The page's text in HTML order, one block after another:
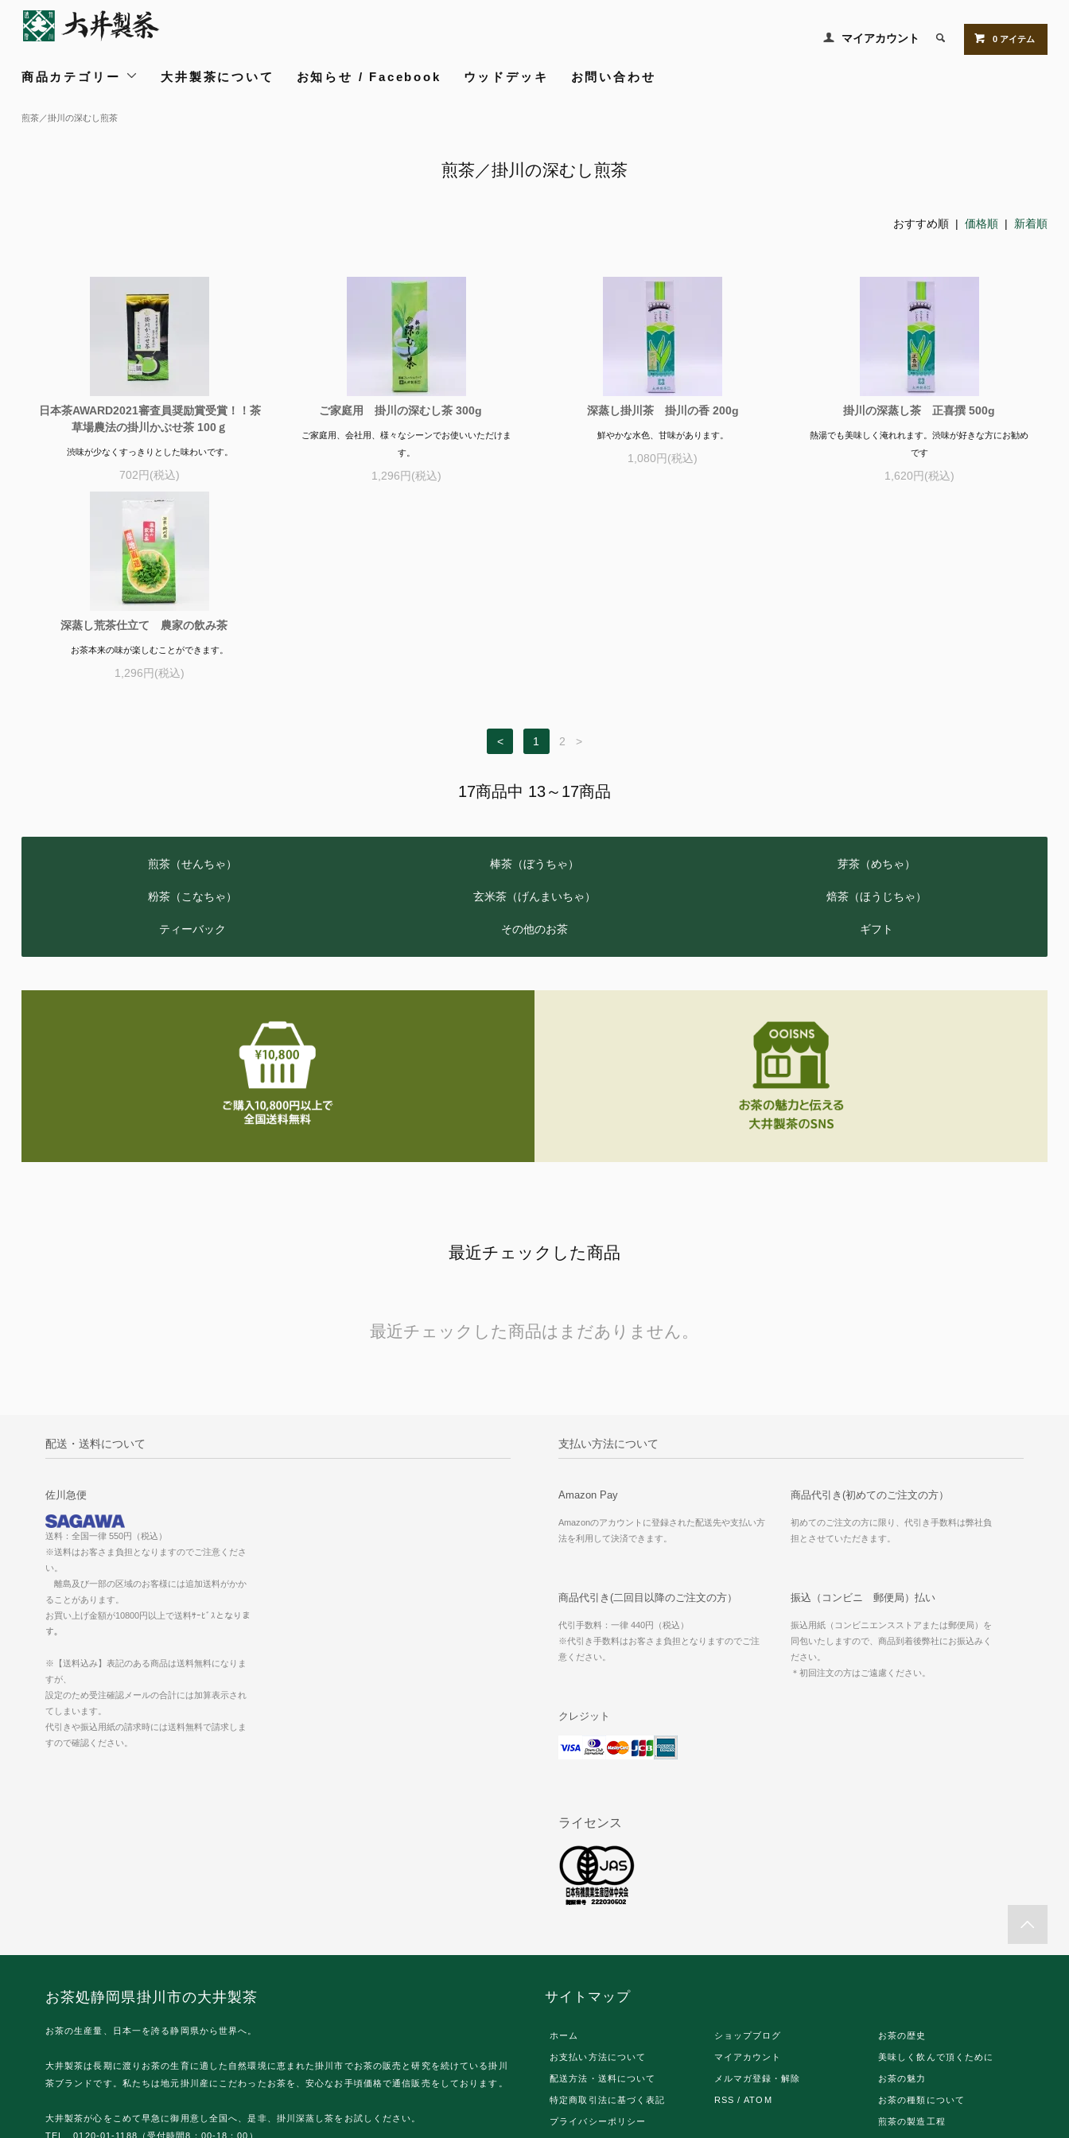
マイアカウント 0 アイテム
商品カテゴリー 大井製茶について お知らせ / Facebook ウッドデッキ お問い合わせ
煎茶／掛川の深むし煎茶
煎茶／掛川の深むし煎茶
おすすめ順 |価格順 | 新着順
日本茶AWARD2021審査員奨励賞受賞！！茶
草場農法の掛川かぶせ茶 100ｇ
渋味が少なくすっきりとした味わいです。
702円(税込)
ご家庭用 掛川の深むし茶 300g
ご家庭用、会社用、様々なシーンでお使いいただけま
す。
1,296円(税込)
深蒸し掛川茶 掛川の香 200g
鮮やかな水色、甘味があります。
1,080円(税込)
掛川の深蒸し茶 正喜撰 500g
熱湯でも美味しく淹れれます。渋味が好きな方にお勧め
です
1,620円(税込)
深蒸し荒茶仕立て 農家の飲み茶
お茶本来の味が楽しむことができます。
1,296円(税込)
< 1 2 >
17商品中 13～17商品
煎茶（せんちゃ） 棒茶（ぼうちゃ） 芽茶（めちゃ）
粉茶（こなちゃ） 玄米茶（げんまいちゃ） 焙茶（ほうじちゃ）
ティーバック その他のお茶 ギフト
最近チェックした商品
最近チェックした商品はまだありません。
配送・送料について
佐川急便
送料：全国一律 550円（税込）
※送料はお客さま負担となりますのでご注意くださ
い。
離島及び一部の区域のお客様には追加送料がかか
ることがあります。
お買い上げ金額が10800円以上で送料ｻｰﾋﾞｽとなりま
す。
※【送料込み】表記のある商品は送料無料になりま
すが、
設定のため受注確認メールの合計には加算表示され
てしまいます。
代引きや振込用紙の請求時には送料無料で請求しま
すので確認ください。
支払い方法について
Amazon Pay
Amazonのアカウントに登録された配送先や支払い方
法を利用して決済できます。
商品代引き(初めてのご注文の方）
初めてのご注文の方に限り、代引き手数料は弊社負
担とさせていただきます。
商品代引き(二回目以降のご注文の方）
代引手数料：一律 440円（税込）
※代引き手数料はお客さま負担となりますのでご注
意ください。
振込（コンビニ 郵便局）払い
振込用紙（コンビニエンスストアまたは郵便局）を
同包いたしますので、商品到着後弊社にお振込みく
ださい。
＊初回注文の方はご遠慮ください。
クレジット
ライセンス
お茶処静岡県掛川市の大井製茶
お茶の生産量、日本一を誇る静岡県から世界へ。
大井製茶は長期に渡りお茶の生育に適した自然環境に恵まれた掛川市でお茶の販売と研究を続けている掛川
茶ブランドです。私たちは地元掛川産にこだわったお茶を、安心なお手頃価格で通信販売をしております。
大井製茶が心をこめて早急に御用意し全国へ、是非、掛川深蒸し茶をお試しください。
TEL 0120-01-1188（受付時間8：00-18：00）
サイトマップ
ホーム
お支払い方法について
配送方法・送料について
特定商取引法に基づく表記
プライバシーポリシー
ショップブログ
マイアカウント
メルマガ登録・解除
RSS /ATOM
お茶の歴史
美味しく飲んで頂くために
お茶の魅力
お茶の種類について
煎茶の製造工程